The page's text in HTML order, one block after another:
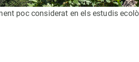
poc considerat en els estudis